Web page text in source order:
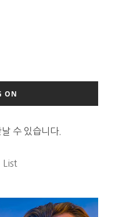
ON
수 있습니다.
List